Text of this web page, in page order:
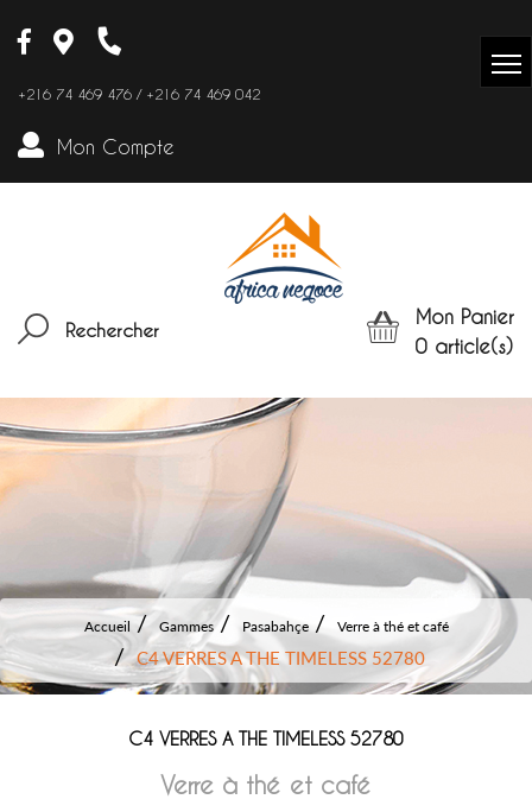
+216 74 469 476 / +216 74 469 042
Mon Compte
Rechercher
Mon Panier
0 article(s)
Accueil Gammes Pasabahçe Verre à thé et café
C4 VERRES A THE TIMELESS 52780
C4 VERRES A THE TIMELESS 52780
Verre à thé et café